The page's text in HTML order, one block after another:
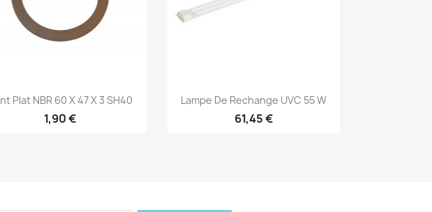
Aperçu rapide
Plat NBR 60 X 47 X 3 SH40
1,90 €
Aperçu rapide
Lampe De Rechange UVC 55 W
61,45 €